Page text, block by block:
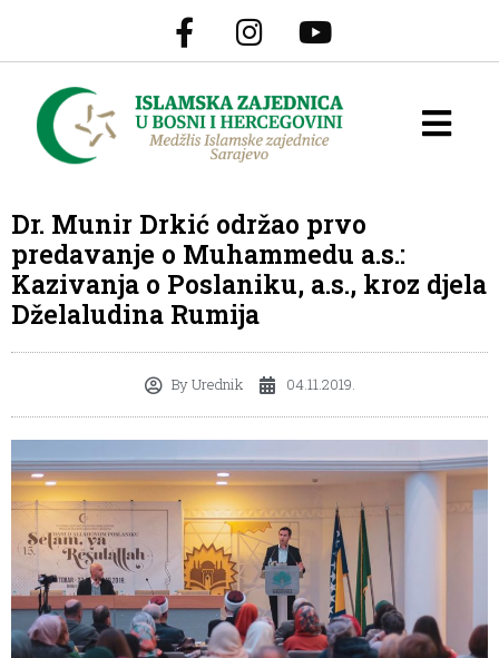
Dr. Munir Drkić održao prvo
predavanje o Muhammedu a.s.:
Kazivanja o Poslaniku, a.s., kroz djela
Dželaludina Rumija
ByUrednik 04.11.2019.